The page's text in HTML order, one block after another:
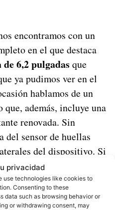
privacidad
use technologies like cookies to
Consenting to these
data such as browsing behavior or
or withdrawing consent, may
encontramos con un
en el que destaca
6,2 pulgadas que
ya pudimos ver en el
hablamos de un
además, incluye una
renovada. Sin
del sensor de huellas
del dispositivo. Si
que mencionar al
acompañado de 6
almacenamiento